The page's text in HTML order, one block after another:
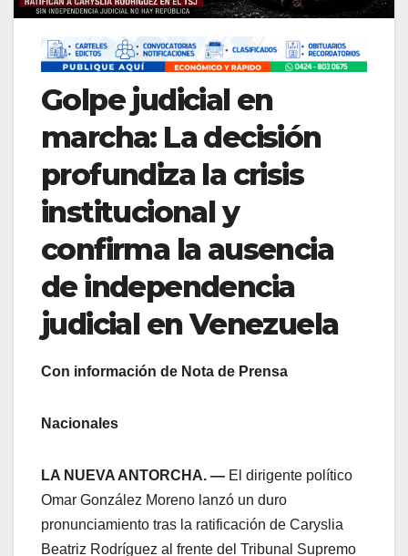
Golpe judicial en
marcha: La decisión
profundiza la crisis
institucional y
confirma la ausencia
de independencia
judicial en Venezuela
Con información de Nota de Prensa
Nacionales
LA NUEVA ANTORCHA. — El dirigente político
Omar González Moreno lanzó un duro
pronunciamiento tras la ratificación de Caryslia
Beatriz Rodríguez al frente del Tribunal Supremo